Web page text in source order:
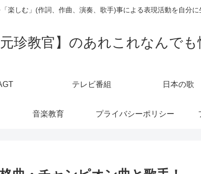
楽しむ」(作詞、作曲、演奏、歌手)事による表現活動を自分に
珍教官】のあれこれなんでも
テレビ番組 日本の歌
音楽教育 プライバシーポリシー